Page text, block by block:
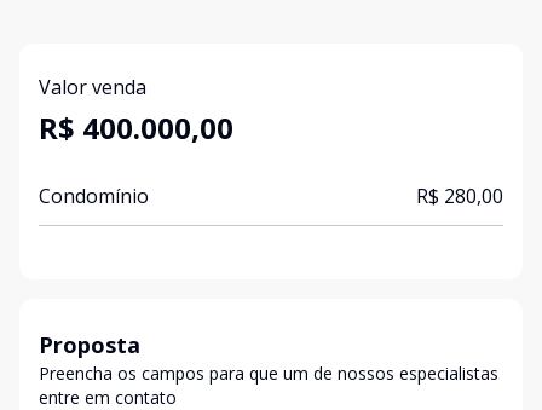
Valor venda
R$ 400.000,00
Condomínio R$ 280,00
Proposta
Preencha os campos para que um de nossos especialistas
entre em contato